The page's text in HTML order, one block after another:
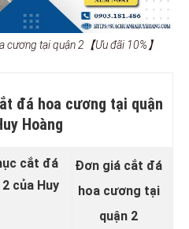
cương tại quận 2【Ưu đãi 10%】
đá hoa cương tại quận
Hoàng
cắt đá
của Huy
Đơn giá cắt đá
hoa cương tại
quận 2